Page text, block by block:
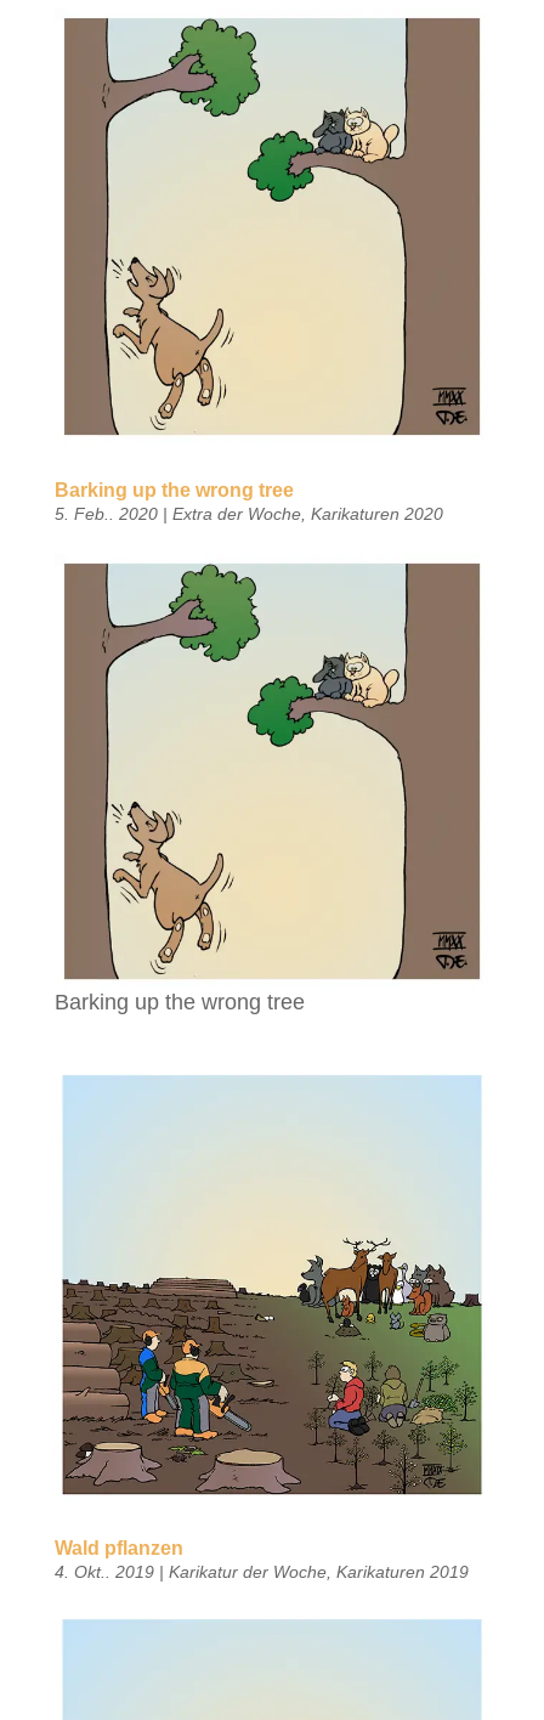
Barking up the wrong tree
5. Feb.. 2020| Extra der Woche, Karikaturen 2020
Barking up the wrong tree
Wald pflanzen
4. Okt.. 2019| Karikatur der Woche, Karikaturen 2019